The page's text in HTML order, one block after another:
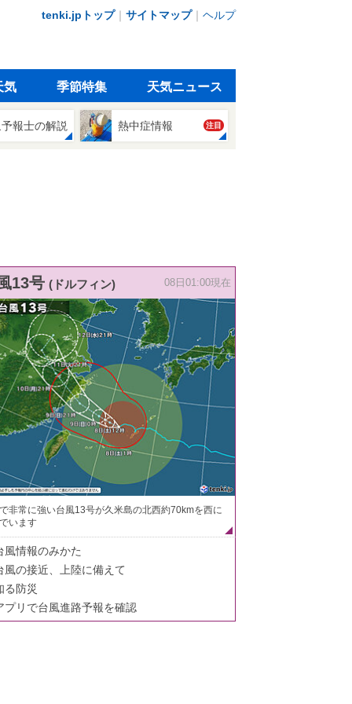
tenki.jpトップ｜ サイトマップ｜ ヘルプ
気 季節特集 天気ニュース
報士の解説 熱中症情報 注目
13号 (ドルフィン) 08日01:00現在
非常に強い台風13号が久米島の北西約70kmを西に
います
風情報のみかた
風の接近、上陸に備えて
る防災
プリで台風進路予報を確認